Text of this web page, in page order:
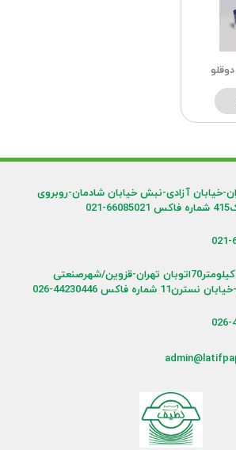
خیابان آزادی-نبش خیابان شادمان-روبروی
نشانی کارخانه: کیلومتر70اتوبان تهران-قزوین/شهرصنعتی
شماره فاکس 44230446-026